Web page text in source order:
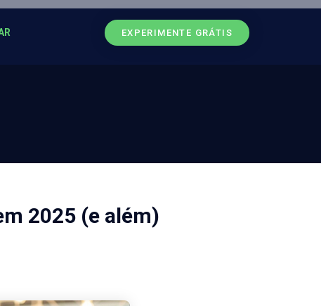
EXPERIMENTE GRÁTIS
2025 (e além)